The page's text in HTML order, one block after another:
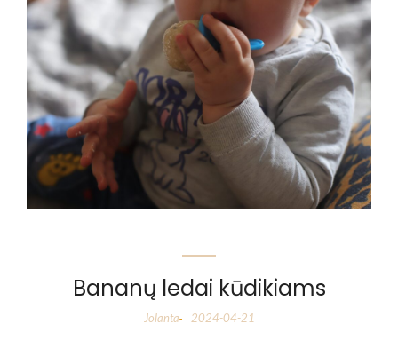
Bananų ledai kūdikiams
Jolanta- 2024-04-21